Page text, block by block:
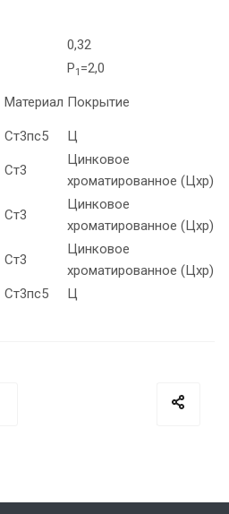
0,32
Р1 =2,0
Материал Покрытие
Ст3пс5 Ц
Ст3
Цинковое
хроматированное (Цхр)
Ст3
Цинковое
хроматированное (Цхр)
Ст3
Цинковое
хроматированное (Цхр)
Ст3пс5 Ц